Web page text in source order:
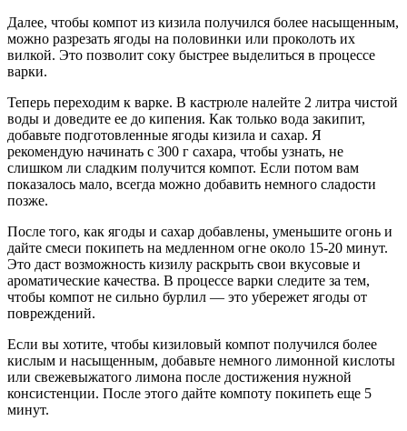
Далее, чтобы компот из кизила получился более насыщенным,
можно разрезать ягоды на половинки или проколоть их
вилкой. Это позволит соку быстрее выделиться в процессе
варки.
Теперь переходим к варке. В кастрюле налейте 2 литра чистой
воды и доведите ее до кипения. Как только вода закипит,
добавьте подготовленные ягоды кизила и сахар. Я
рекомендую начинать с 300 г сахара, чтобы узнать, не
слишком ли сладким получится компот. Если потом вам
показалось мало, всегда можно добавить немного сладости
позже.
После того, как ягоды и сахар добавлены, уменьшите огонь и
дайте смеси покипеть на медленном огне около 15-20 минут.
Это даст возможность кизилу раскрыть свои вкусовые и
ароматические качества. В процессе варки следите за тем,
чтобы компот не сильно бурлил — это убережет ягоды от
повреждений.
Если вы хотите, чтобы кизиловый компот получился более
кислым и насыщенным, добавьте немного лимонной кислоты
или свежевыжатого лимона после достижения нужной
консистенции. После этого дайте компоту покипеть еще 5
минут.